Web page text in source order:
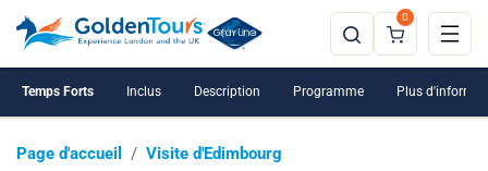
0
Page d'accueil / Visite d'Edimbourg
Temps Forts Inclus Description Programme Plus